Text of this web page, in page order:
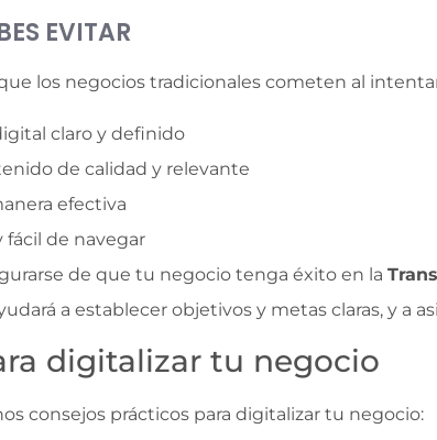
EVITAR
los negocios tradicionales cometen al
claro y definido
de calidad y relevante
efectiva
de navegar
de que tu negocio tenga éxito en la
a establecer objetivos y metas claras, y a
digitalizar tu negocio
consejos prácticos para digitalizar tu negocio: